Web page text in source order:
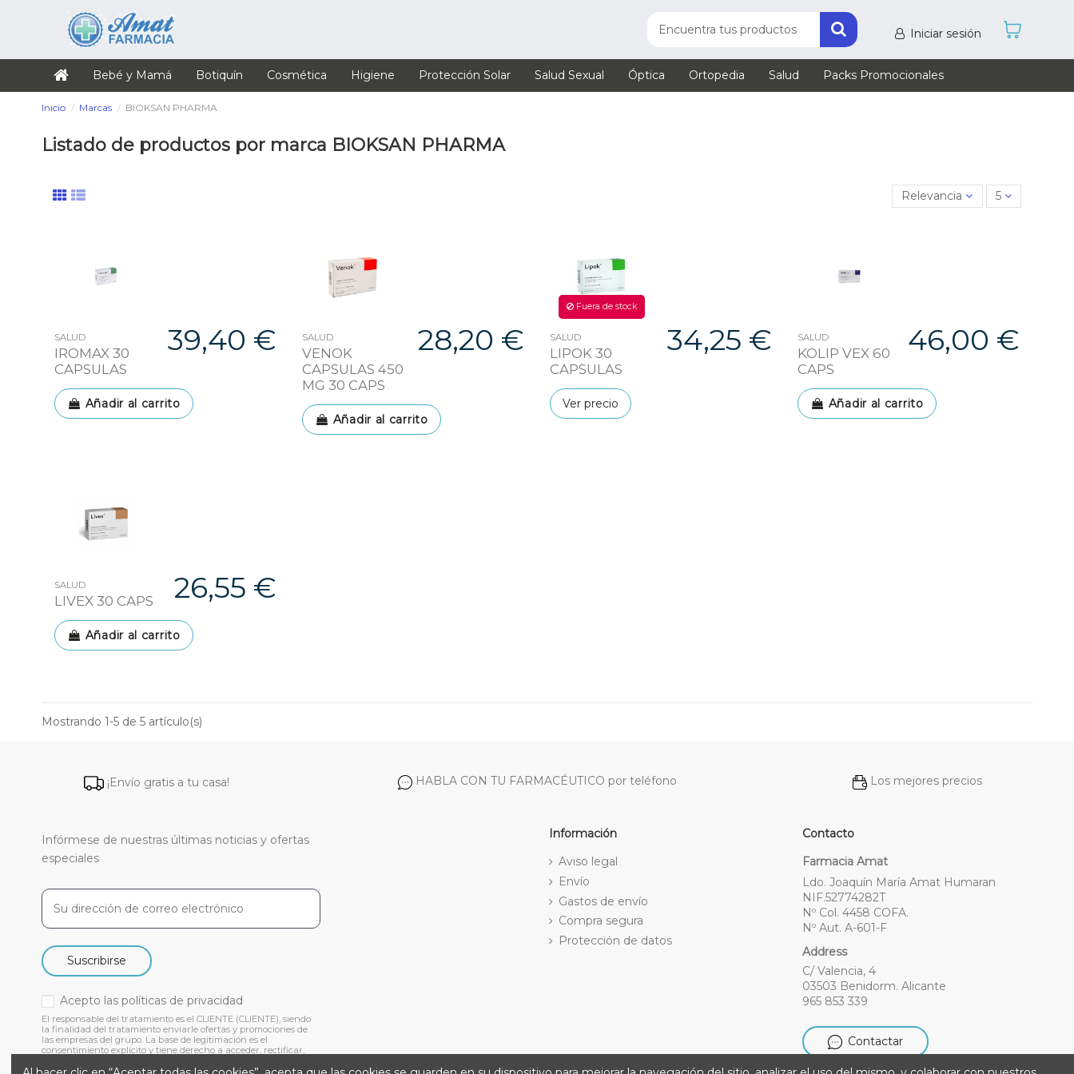
Iniciar sesión
Bebé y Mamá Botiquín Cosmética Higiene Protección Solar Salud Sexual Óptica Ortopedia Salud Packs Promocionales
Inicio Marcas BIOKSAN PHARMA
Listado de productos por marca BIOKSAN PHARMA
Relevancia 5
SALUD
IROMAX 30
CAPSULAS
39,40 €
Añadir al carrito
SALUD
VENOK
CAPSULAS 450
MG 30 CAPS
28,20 €
Añadir al carrito
Fuera de stock
SALUD
LIPOK 30
CAPSULAS
34,25 €
Ver precio
SALUD
KOLIP VEX 60
CAPS
46,00 €
Añadir al carrito
SALUD
LIVEX 30 CAPS 26,55 €
Añadir al carrito
Mostrando 1-5 de 5 artículo(s)
¡Envío gratis a tu casa! HABLA CON TU FARMACÉUTICO por teléfono Los mejores precios
Infórmese de nuestras últimas noticias y ofertas
especiales
Suscribirse
Acepto las políticas de privacidad
El responsable del tratamiento es el CLIENTE (CLIENTE), siendo
la finalidad del tratamiento enviarle ofertas y promociones de
las empresas del grupo. La base de legitimación es el
consentimiento explícito y tiene derecho a acceder, rectificar,
Información
Aviso legal
Envío
Gastos de envío
Compra segura
Protección de datos
Contacto
Farmacia Amat
Ldo. Joaquín María Amat Humaran
NIF.52774282T
Nº Col. 4458 COFA.
Nº Aut. A-601-F
Address
C/ Valencia, 4
03503 Benidorm. Alicante
965 853 339
Contactar